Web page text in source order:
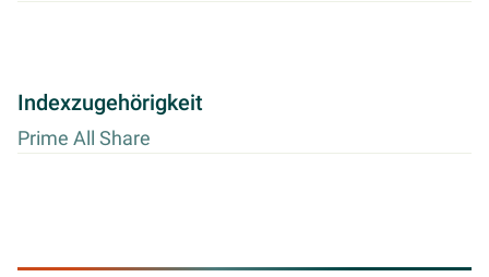
Indexzugehörigkeit
Prime All Share